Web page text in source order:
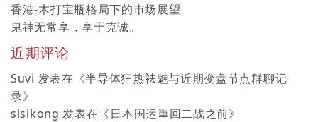
香港-木打宝瓶格局下的市场展望
鬼神无常享，享于克诚。
近期评论
Suvi 发表在《半导体狂热祛魅与近期变盘节点群聊记
录》
sisikong 发表在《日本国运重回二战之前》